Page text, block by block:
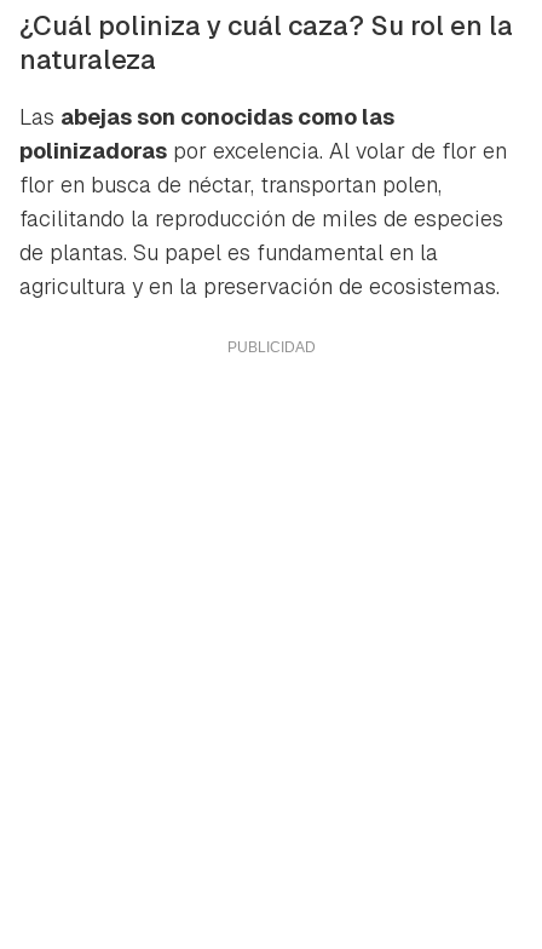
¿Cuál poliniza y cuál caza? Su rol en la
naturaleza
Las abejas son conocidas como las
polinizadoras por excelencia. Al volar de flor en
flor en busca de néctar, transportan polen,
facilitando la reproducción de miles de especies
de plantas. Su papel es fundamental en la
agricultura y en la preservación de ecosistemas.